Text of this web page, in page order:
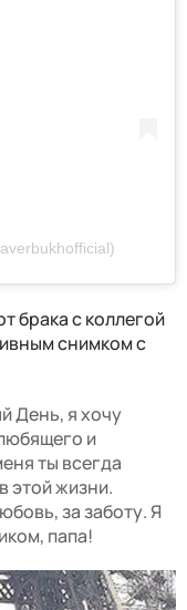
брака с коллегой
снимком с
День, я хочу
и
ты всегда
этой жизни.
за заботу. Я
папа!